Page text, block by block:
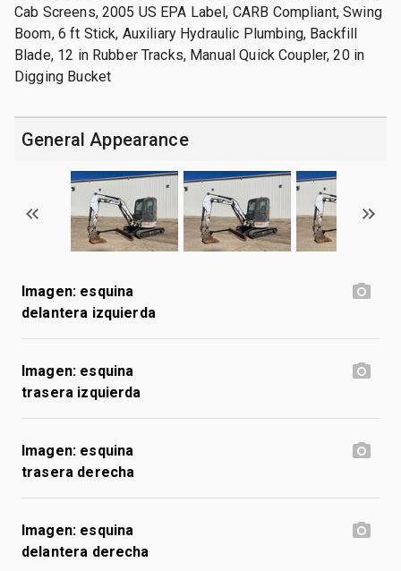
Cab Screens, 2005 US EPA Label, CARB Compliant, Swing
Boom, 6 ft Stick, Auxiliary Hydraulic Plumbing, Backfill
Blade, 12 in Rubber Tracks, Manual Quick Coupler, 20 in
Digging Bucket
General Appearance
Imagen: esquina
delantera izquierda
Imagen: esquina
trasera izquierda
Imagen: esquina
trasera derecha
Imagen: esquina
delantera derecha